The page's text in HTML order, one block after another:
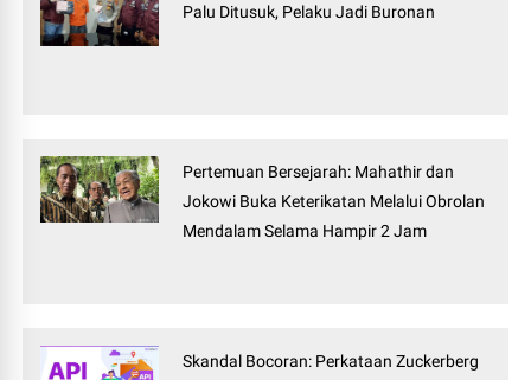
Palu Ditusuk, Pelaku Jadi Buronan
Pertemuan Bersejarah: Mahathir dan
Jokowi Buka Keterikatan Melalui Obrolan
Mendalam Selama Hampir 2 Jam
Skandal Bocoran: Perkataan Zuckerberg